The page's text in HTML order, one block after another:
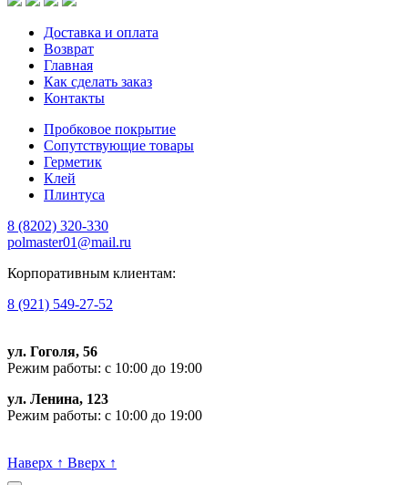
Доставка и оплата
Возврат
Главная
Как сделать заказ
Контакты
Пробковое покрытие
Сопутствующие товары
Герметик
Клей
Плинтуса
8 (8202) 320-330
polmaster01@mail.ru
Корпоративным клиентам:
8 (921) 549-27-52
ул. Гоголя, 56
Режим работы: с 10:00 до 19:00
ул. Ленина, 123
Режим работы: с 10:00 до 19:00
Наверх ↑ Вверх ↑